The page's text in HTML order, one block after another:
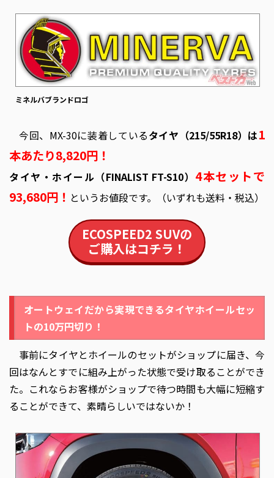
ミネルバブランドロゴ
今回、MX-30に装着しているタイヤ（215/55R18）は1
本あたり8,820円！
タイヤ・ホイール（FINALIST FT-S10） 4本セットで
93,680円！ というお値段です。（いずれも送料・税込）
ECOSPEED2 SUVの
ご購入はコチラ！
オートウェイだから実現できるタイヤホイールセッ
トの10万円切り！
事前にタイヤとホイールのセットがショップに届き、今
回はなんとすでに組み上がった状態で受け取ることができ
た。これならお客様がショップで待つ時間も大幅に短縮す
ることができて、素晴らしいではないか！